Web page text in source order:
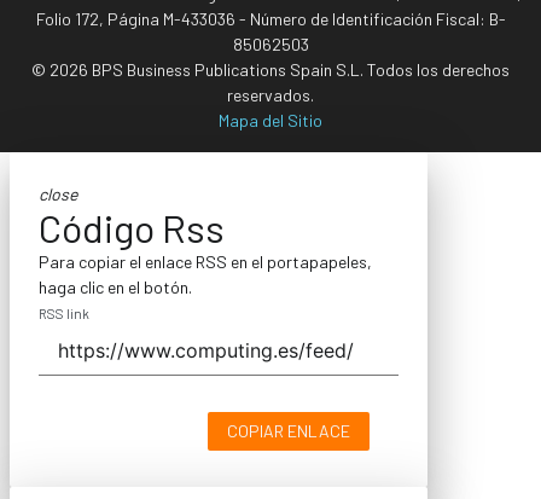
Folio 172, Página M-433036 - Número de Identificación Fiscal: B-
85062503
© 2026 BPS Business Publications Spain S.L. Todos los derechos
reservados.
Mapa del Sitio
close
Código Rss
Para copiar el enlace RSS en el portapapeles,
haga clic en el botón.
RSS link
COPIAR ENLACE